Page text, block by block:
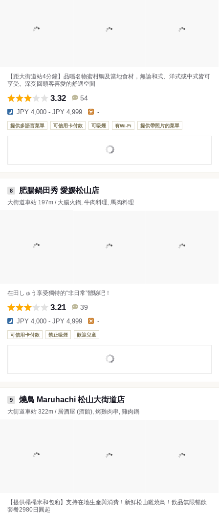
【距大街道站4分鐘】品嚐名物蜜柑鯛及當地食材，無論和式、洋式或中式皆可
享受。深受回頭客喜愛的舒適空間
3.32 54
JPY 4,000 - JPY 4,999 -
提供多語言菜單 可信用卡付款 可吸煙 有Wi-Fi 提供帶照片的菜單
8 肥腸鍋田秀 愛媛松山店
大街道車站 197m / 大腸火鍋, 牛肉料理, 馬肉料理
在田しゅう享受獨特的“非日常”體驗吧！
3.21 39
JPY 4,000 - JPY 4,999 -
可信用卡付款 禁止吸煙 歡迎兒童
9 燒鳥 Maruhachi 松山大街道店
大街道車站 322m / 居酒屋 (酒館), 烤雞肉串, 雞肉鍋
【提供榻榻米和包廂】支持在地生產與消費！新鮮松山雞燒鳥！飲品無限暢飲
套餐2980日圓起